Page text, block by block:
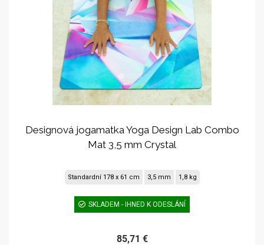
Designová jogamatka Yoga Design Lab Combo
Mat 3,5 mm Crystal
Standardní 178 x 61 cm 3,5 mm 1,8 kg
SKLADEM - IHNED K ODESLÁNÍ
85,71 €